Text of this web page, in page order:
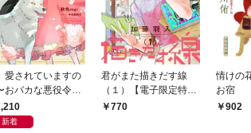
愛されていますの
おバカな悪役令
いいえ、最強令嬢
〜
新着
君がまた描きだす線
（１）【電子限定特典
付】770
情けの
お宿
902